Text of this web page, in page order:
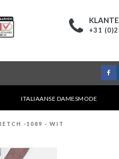
+31
ITALIAANSE DAMESMODE
-1089 - WIT